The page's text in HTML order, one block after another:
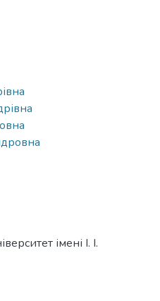
імені І. І.